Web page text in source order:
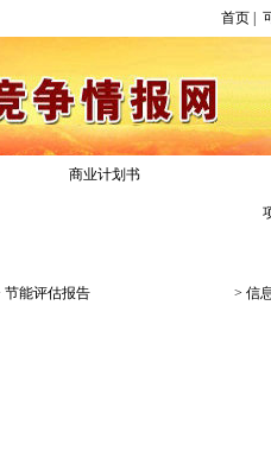
首页
商业计划书
节能评估报告 > 信